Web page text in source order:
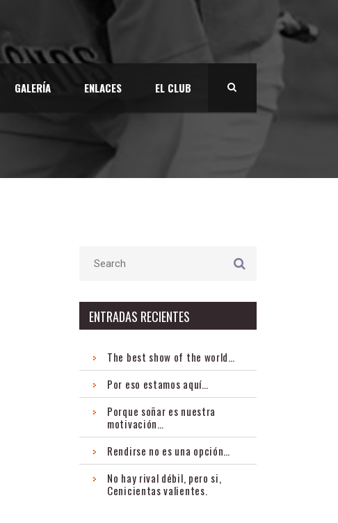
GALERÍA ENLACES EL CLUB
ENTRADAS RECIENTES
The best show of the world…
Por eso estamos aquí…
Porque soñar es nuestra
motivación…
Rendirse no es una opción…
No hay rival débil, pero si,
Cenicientas valientes.